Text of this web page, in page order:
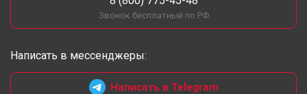
Звонок бесплатный по РФ
Написать в мессенджеры:
Написать в Telegram